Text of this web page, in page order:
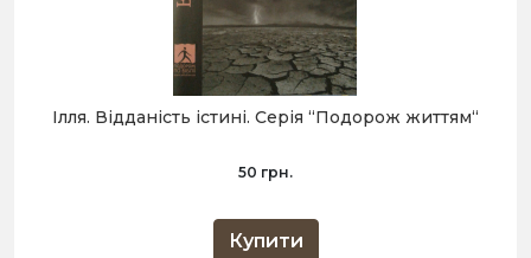
Ілля. Відданість істині. Серія “Подорож життям“
50 грн.
Купити